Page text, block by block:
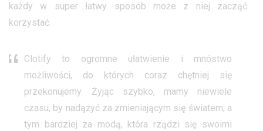
każdy w super łatwy sposób może z niej zacząć
korzystać.
Clotify to ogromne ułatwienie i mnóstwo
możliwości, do których coraz chętniej się
przekonujemy. Żyjąc szybko, mamy niewiele
czasu, by nadążyć za zmieniającym się światem, a
tym bardziej za modą, która rządzi się swoimi